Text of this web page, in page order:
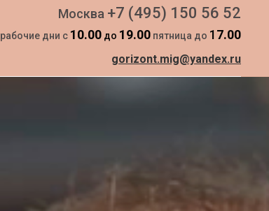
Москва +7 (495) 150 56 52
рабочие дни с 10.00 до 19.00 пятница до 17.00
gorizont.mig@yandex.ru